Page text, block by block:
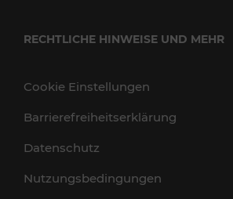
RECHTLICHE HINWEISE UND MEHR
Cookie Einstellungen
Barrierefreiheitserklärung
Datenschutz
Nutzungsbedingungen